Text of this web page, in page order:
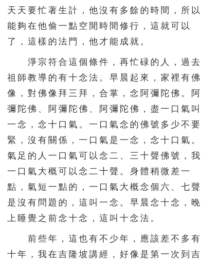
天天要忙著生計，他沒有多餘的時間，所以
能夠在他偷一點空閒時間修行，這就可以
了，這樣的法門，他才能成就。
淨宗符合這個條件，再忙碌的人，過去
祖師教導的有十念法。早晨起來，家裡有佛
像，對佛像拜三拜，合掌，念阿彌陀佛。阿
彌陀佛、阿彌陀佛、阿彌陀佛，盡一口氣叫
一念，念十口氣。一口氣念的佛號多少不要
緊，沒有關係，一口氣是一念，念十口氣。
氣足的人一口氣可以念二、三十聲佛號，我
一口氣大概可以念二十聲。身體稍微差一
點，氣短一點的，一口氣大概念個六、七聲
是沒有問題的，這叫一念。早晨念十念，晚
上睡覺之前念十念，這叫十念法。
前些年，這也有不少年，應該差不多有
十年，我在吉隆坡講經，好像是第一次到吉